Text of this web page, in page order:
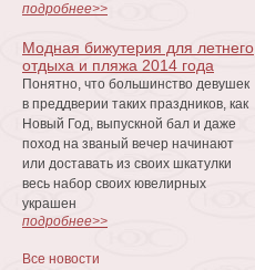
подробнее>>
Модная бижутерия для летнего
отдыха и пляжа 2014 года
Понятно, что большинство девушек
в преддверии таких праздников, как
Новый Год, выпускной бал и даже
поход на званый вечер начинают
или доставать из своих шкатулки
весь набор своих ювелирных
украшен
подробнее>>
Все новости